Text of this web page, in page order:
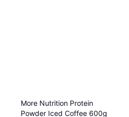
More Nutrition Protein
Powder Iced Coffee 600g